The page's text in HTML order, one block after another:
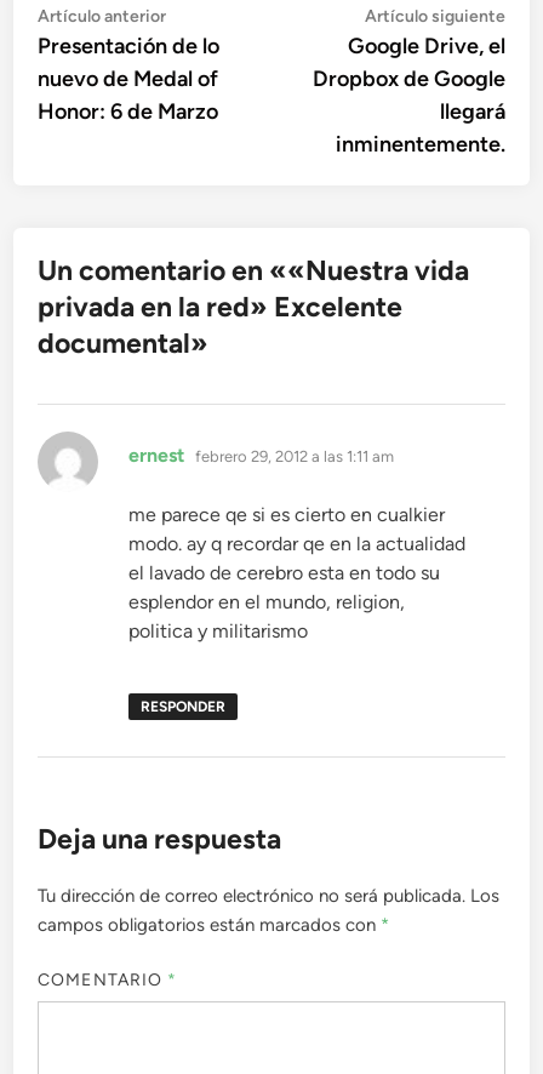
Navegación
de
entradas
Artículo anteriorArtículo
anterior:
Presentación de lo
nuevo de Medal of
Honor: 6 de Marzo
Artículo siguiente
Google Drive, el
Dropbox de Google
llegará
inminentemente.
Un comentario en ««Nuestra vida
privada en la red» Excelente
documental»
ernest dice:
febrero 29, 2012 a las 1:11 am
me parece qe si es cierto en cualkier
modo. ay q recordar qe en la actualidad
el lavado de cerebro esta en todo su
esplendor en el mundo, religion,
politica y militarismo
RESPONDER
Deja una respuesta
Tu dirección de correo electrónico no será publicada. Los
campos obligatorios están marcados con *
COMENTARIO *